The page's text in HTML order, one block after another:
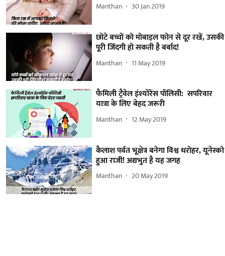
Manthan 30 Jan 2019
छोटे बच्चों को मोबाइल फोन से दूर रखें, उसकी
पूरी जिंदगी हो सकती है बर्बाद!
Manthan 11 May 2019
फैमिली ट्रैवेल इंश्योरेंस पॉलिसी: सपरिवार
यात्रा के लिए बेहद जरूरी
Manthan 12 May 2019
कैलाश पर्वत भूक्षेत्र बनेगा विश्व धरोहर, यूनेस्को
हुआ राजी! अद्यभुत है यह जगह
Manthan 20 May 2019